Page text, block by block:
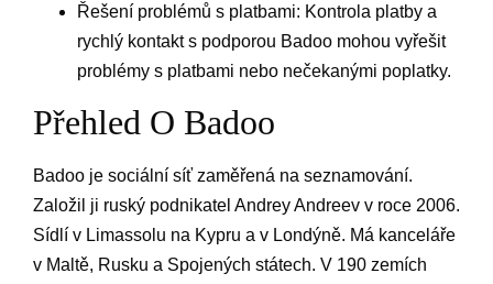
Řešení problémů s platbami: Kontrola platby a
rychlý kontakt s podporou Badoo mohou vyřešit
problémy s platbami nebo nečekanými poplatky.
Přehled O Badoo
Badoo je sociální síť zaměřená na seznamování.
Založil ji ruský podnikatel Andrey Andreev v roce 2006.
Sídlí v Limassolu na Kypru a v Londýně. Má kanceláře
v Maltě, Rusku a Spojených státech. V 190 zemích